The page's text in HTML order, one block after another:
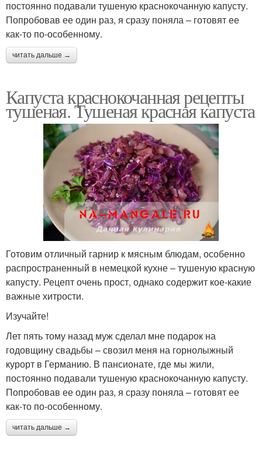
постоянно подавали тушеную краснокочанную капусту.
Попробовав ее один раз, я сразу поняла – готовят ее
как-то по-особенному.
читать дальше →
Капуста краснокочанная рецепты
тушеная. Тушеная красная капуста
Готовим отличный гарнир к мясным блюдам, особенно
распространенный в немецкой кухне – тушеную красную
капусту. Рецепт очень прост, однако содержит кое-какие
важные хитрости.
Изучайте!
Лет пять тому назад муж сделал мне подарок на
годовщину свадьбы – свозил меня на горнолыжный
курорт в Германию. В пансионате, где мы жили,
постоянно подавали тушеную краснокочанную капусту.
Попробовав ее один раз, я сразу поняла – готовят ее
как-то по-особенному.
читать дальше →